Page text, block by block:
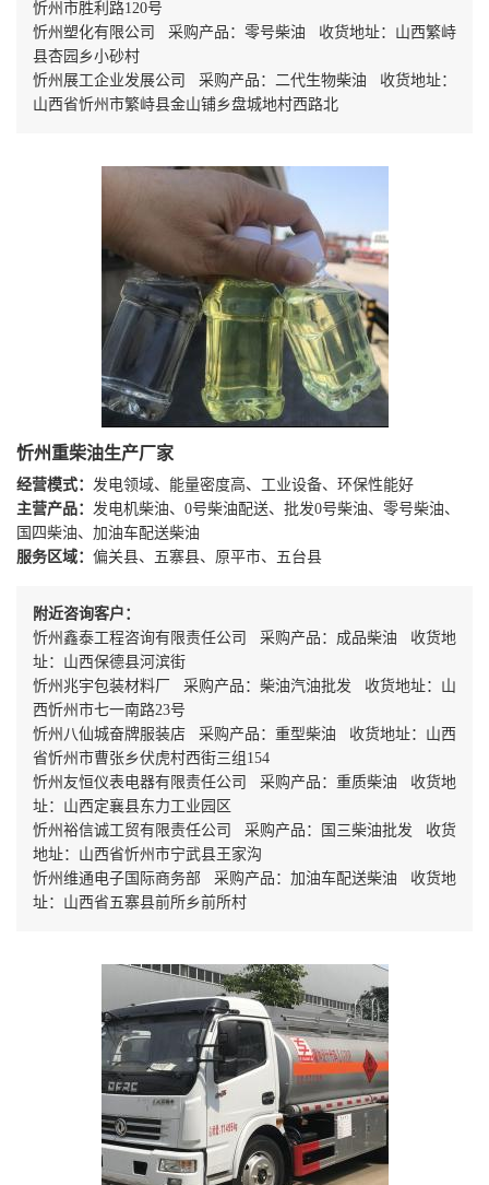
忻州市胜利路120号
忻州塑化有限公司 采购产品：零号柴油 收货地址：山西繁峙
县杏园乡小砂村
忻州展工企业发展公司 采购产品：二代生物柴油 收货地址：
山西省忻州市繁峙县金山铺乡盘城地村西路北
忻州重柴油生产厂家
经营模式： 发电领域、能量密度高、工业设备、环保性能好
主营产品： 发电机柴油、0号柴油配送、批发0号柴油、零号柴油、
国四柴油、加油车配送柴油
服务区域： 偏关县、五寨县、原平市、五台县
附近咨询客户：
忻州鑫泰工程咨询有限责任公司 采购产品：成品柴油 收货地
址：山西保德县河滨街
忻州兆宇包装材料厂 采购产品：柴油汽油批发 收货地址：山
西忻州市七一南路23号
忻州八仙城奋牌服装店 采购产品：重型柴油 收货地址：山西
省忻州市曹张乡伏虎村西街三组154
忻州友恒仪表电器有限责任公司 采购产品：重质柴油 收货地
址：山西定襄县东力工业园区
忻州裕信诚工贸有限责任公司 采购产品：国三柴油批发 收货
地址：山西省忻州市宁武县王家沟
忻州维通电子国际商务部 采购产品：加油车配送柴油 收货地
址：山西省五寨县前所乡前所村